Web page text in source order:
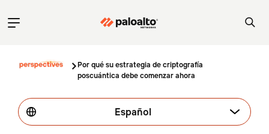
Por qué su estrategia de criptografía
poscuántica debe comenzar ahora
Español